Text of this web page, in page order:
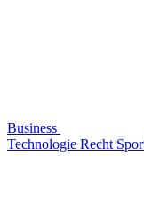
Business
Technologie Recht